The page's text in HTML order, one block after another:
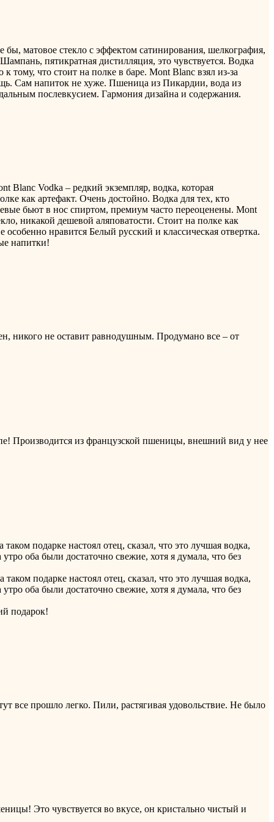
матовое стекло с эффектом сатинирования, шелкография,
пятикратная дистилляция, это чувствуется. Водка
тому, что стоит на полке в баре. Mont Blanc взял из-за
Сам напиток не хуже. Пшеница из Пикардии, вода из
послевкусием. Гармония дизайна и содержания.
Blanc Vodka – редкий экземпляр, водка, которая
как артефакт. Очень достойно. Водка для тех, кто
бьют в нос спиртом, премиум часто переоценены. Mont
никакой дешевой аляповатости. Стоит на полке как
нравится Белый русский и классическая отвертка.
напитки!
никого не оставит равнодушным. Продумано все – от
Производится из французской пшеницы, внешний вид у нее
подарке настоял отец, сказал, что это лучшая водка,
оба были достаточно свежие, хотя я думала, что без
подарке настоял отец, сказал, что это лучшая водка,
оба были достаточно свежие, хотя я думала, что без
подарок!
все прошло легко. Пили, растягивая удовольствие. Не было
Это чувствуется во вкусе, он кристально чистый и